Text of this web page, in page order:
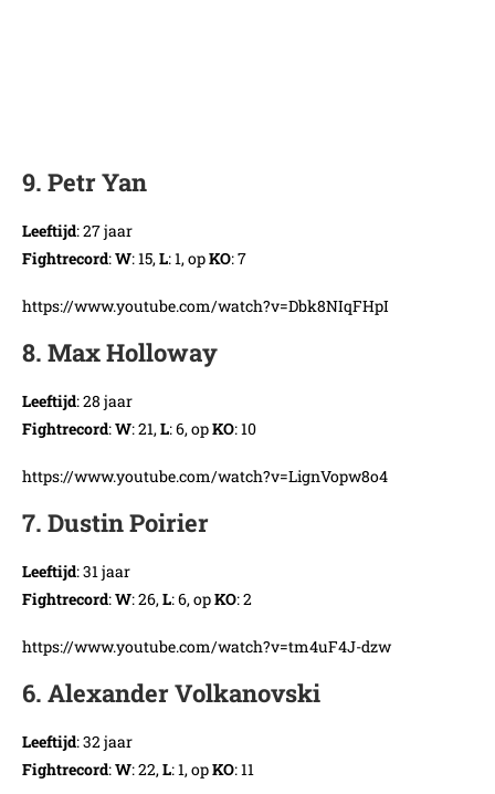
9. Petr Yan
Leeftijd: 27 jaar
Fightrecord:W: 15,L: 1, opKO: 7
https://www.youtube.com/watch?v=Dbk8NIqFHpI
8. Max Holloway
Leeftijd: 28 jaar
Fightrecord:W: 21,L: 6, opKO: 10
https://www.youtube.com/watch?v=LignVopw8o4
7. Dustin Poirier
Leeftijd: 31 jaar
Fightrecord:W: 26,L: 6, opKO: 2
https://www.youtube.com/watch?v=tm4uF4J-dzw
6. Alexander Volkanovski
Leeftijd: 32 jaar
Fightrecord:W: 22,L: 1, opKO: 11